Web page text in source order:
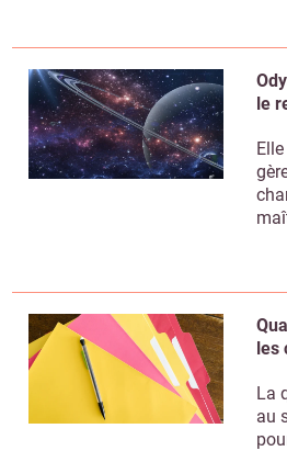
le
les
La
au